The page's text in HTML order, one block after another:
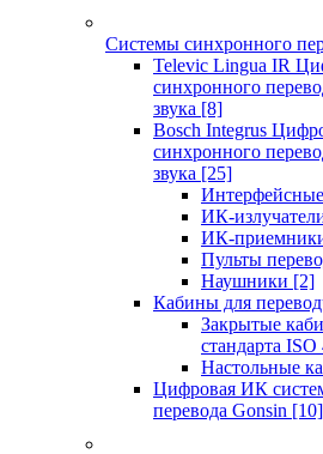
Системы синхронного
Televic Lingua IR
синхронного
звука [8]
Bosch Integrus
синхронного
звука [25]
ИК-
ИК-
Пульты
Наушники [2]
Кабины для
Закрытые
стандарта ISO
Настольные
Цифровая ИК
перевода Gonsin [10]